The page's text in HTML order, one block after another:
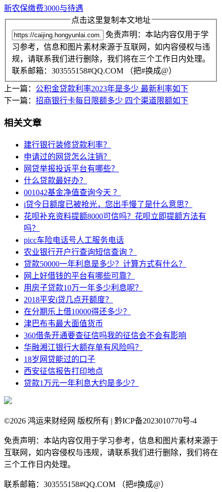
新农保缴费3000与待遇
点击这里复制本文地址
免责声明：本站内容仅用于学
习参考，信息和图片素材来源于互联网，如内容侵权与违
规，请联系我们进行删除，我们将在三个工作日内处理。
联系邮箱：303555158#QQ.COM （把#换成@）
上一篇： 公积金贷款利率2023年是多少 最新利率如下
下一篇： 招商银行卡每日限额多少 四个渠道限额如下
相关文章
建行银行装修贷款利率？
申请过的网贷怎么注销？
网贷举报投诉平台有哪些？
什么贷款最好办？
001042基金净值查询今天 ？
i贷今日额度已被抢光，您出手慢了是什么意思？
花呗补充资料提额8000可信吗？花呗立即提额方法有
吗？
picc车险电话号人工服务电话
农业银行开户行查询短信查询 ？
贷款50000一年利息是多少？计算方式有什么？
网上好借钱的平台有哪些可靠？
用房子贷款10万一年多少利息呢？
2018平安i贷几点开额度？
在分期乐上借10000得还多少？
津巴布韦最大面值货币
360借条开通要查征信吗我的征信会不会有影响
华融湘江银行大额存单有风险吗？
18岁网贷能过的口子
西安征信报告打印地点
贷款1万元一年利息大约是多少？
©2026 鸿运来财经网 版权所有 | 黔ICP备2023010770号-4
免责声明：本站内容仅用于学习参考，信息和图片素材来源于
互联网，如内容侵权与违规，请联系我们进行删除，我们将在
三个工作日内处理。
联系邮箱：303555158#QQ.COM （把#换成@）